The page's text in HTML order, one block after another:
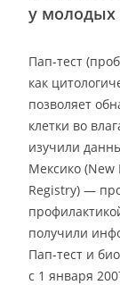
у
Пап-тест
как
позволяет
клетки во
изучили
Мексико (New
Registry) —
получили
Пап-тест и
с 1 января